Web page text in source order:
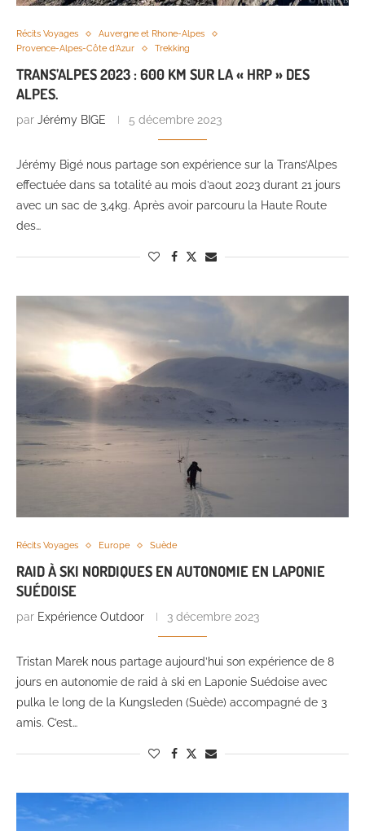
Récits Voyages
Auvergne et Rhone-Alpes
Provence-Alpes-Côte d'Azur
Trekking
TRANS’ALPES 2023 : 600 KM SUR LA « HRP » DES
ALPES.
par Jérémy BIGE 5 décembre 2023
Jérémy Bigé nous partage son expérience sur la Trans’Alpes
effectuée dans sa totalité au mois d’aout 2023 durant 21 jours
avec un sac de 3,4kg. Après avoir parcouru la Haute Route
des…
Récits Voyages Europe Suède
RAID À SKI NORDIQUES EN AUTONOMIE EN LAPONIE
SUÉDOISE
par Expérience Outdoor 3 décembre 2023
Tristan Marek nous partage aujourd’hui son expérience de 8
jours en autonomie de raid à ski en Laponie Suédoise avec
pulka le long de la Kungsleden (Suède) accompagné de 3
amis. C’est…